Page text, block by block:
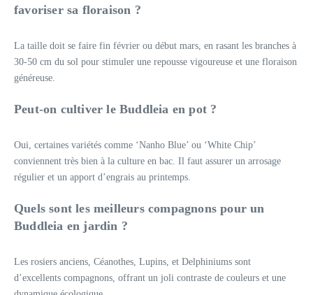
favoriser sa floraison ?
La taille doit se faire fin février ou début mars, en rasant les branches à
30-50 cm du sol pour stimuler une repousse vigoureuse et une floraison
généreuse.
Peut-on cultiver le Buddleia en pot ?
Oui, certaines variétés comme ‘Nanho Blue’ ou ‘White Chip’
conviennent très bien à la culture en bac. Il faut assurer un arrosage
régulier et un apport d’engrais au printemps.
Quels sont les meilleurs compagnons pour un
Buddleia en jardin ?
Les rosiers anciens, Céanothes, Lupins, et Delphiniums sont
d’excellents compagnons, offrant un joli contraste de couleurs et une